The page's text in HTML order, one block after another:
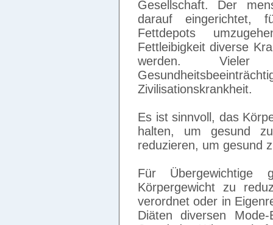
Gesellschaft. Der
darauf eingerichtet,
Fettdepots
Fettleibigkeit diverse
werden.
Zivilisationskrankheit.
Es ist sinnvoll, das
halten, um gesund
reduzieren, um gesund
Für Übergewichtige
Körpergewicht zu
verordnet oder in
Diäten diversen